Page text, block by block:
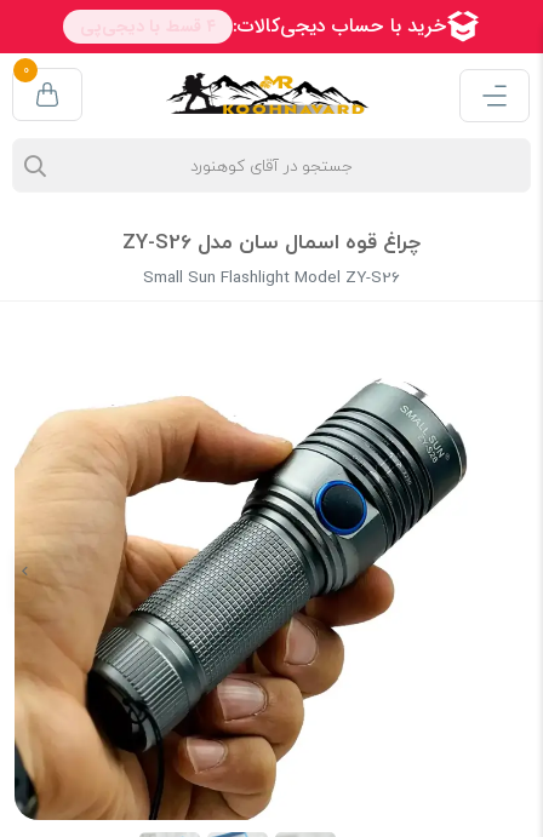
0
چراغ قوه اسمال سان مدل ZY-S26
Small Sun Flashlight Model ZY-S26